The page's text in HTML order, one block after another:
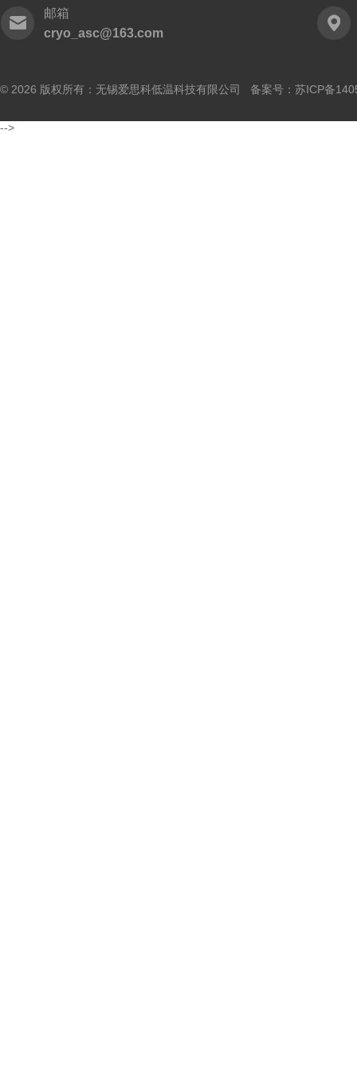
邮箱
cryo_asc@163.com
© 2026 版权所有：无锡爱思科低温科技有限公司 备案号： 苏ICP备
-->